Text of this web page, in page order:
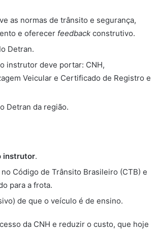
as normas de trânsito e segurança,
e oferecer feedback construtivo.
Detran.
instrutor deve portar: CNH,
Veicular e Certificado de Registro e
Detran da região.
instrutor.
Código de Trânsito Brasileiro (CTB) e
para a frota.
de que o veículo é de ensino.
da CNH e reduzir o custo, que hoje